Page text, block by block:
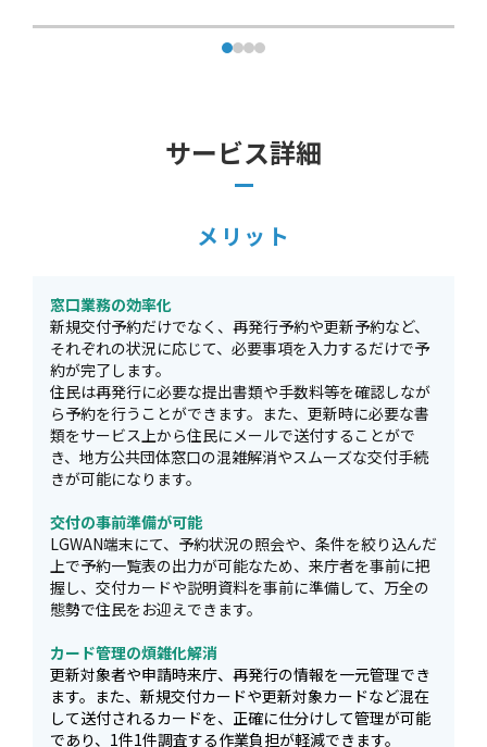
サービス詳細
メリット
窓口業務の効率化
新規交付予約だけでなく、再発行予約や更新予約など、
それぞれの状況に応じて、必要事項を入力するだけで予
約が完了します。
住民は再発行に必要な提出書類や手数料等を確認しなが
ら予約を行うことができます。また、更新時に必要な書
類をサービス上から住民にメールで送付することがで
き、地方公共団体窓口の混雑解消やスムーズな交付手続
きが可能になります。
交付の事前準備が可能
LGWAN端末にて、予約状況の照会や、条件を絞り込んだ
上で予約一覧表の出力が可能なため、来庁者を事前に把
握し、交付カードや説明資料を事前に準備して、万全の
態勢で住民をお迎えできます。
カード管理の煩雑化解消
更新対象者や申請時来庁、再発行の情報を一元管理でき
ます。また、新規交付カードや更新対象カードなど混在
して送付されるカードを、正確に仕分けして管理が可能
であり、1件1件調査する作業負担が軽減できます。